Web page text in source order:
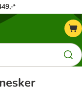
*